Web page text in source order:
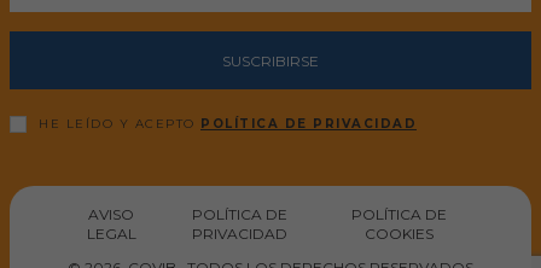
SUSCRIBIRSE
HE LEÍDO Y ACEPTO POLÍTICA DE PRIVACIDAD
AVISO
LEGAL
POLÍTICA DE
PRIVACIDAD
POLÍTICA DE
COOKIES